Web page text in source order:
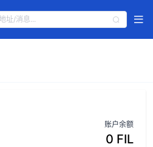
账户余额
0 FIL